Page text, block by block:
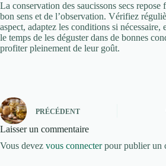
La conservation des saucissons secs repose
bon sens et de l’observation. Vérifiez
aspect, adaptez les conditions si nécessaire,
le temps de les déguster dans de bonnes
profiter pleinement de leur goût.
PRÉCÉDENT
Laisser un commentaire
Vous devez vous connecterpour publier un